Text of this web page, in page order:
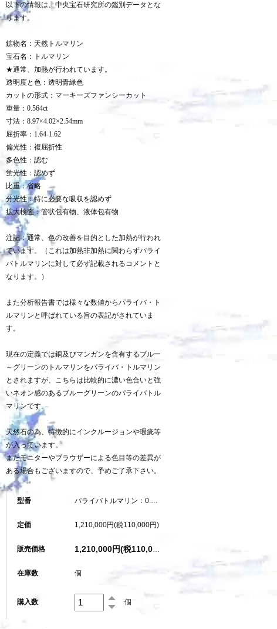
以下の情報は、中央宝石研究所の鑑別データとな
ります。
鉱物名：天然トルマリン
宝石名：トルマリン
★通常、加熱が行われています。
透明度と色：透明青緑色
カットの形式：マーキーズファンシーカット
重量：0.564ct
寸法：8.97×4.02×2.54mm
屈折率：1.64-1.62
偏光性：複屈折性
多色性：認む
蛍光性：認めず
比重：省略
分光性：特に必要な吸収を認めず
拡大検査：管状包有物、液体包有物
注記：通常、色の改善を目的とした加熱が行われ
ています。（これは加熱非加熱に関わらずパライ
バトルマリンに対して必ず記載されるコメントと
なります。）
また分析報告書では様々な数値からパライバ・ト
ルマリンと呼ばれている旨の表記がされていま
す。
現在の定義では銅及びマンガンを含有するブルー
～グリーンのトルマリンをパライバ・トルマリン
とされますが、こちらは比較的に濃い色合いと強
いネオン感のあるブルーグリーンのパライバトル
マリンです。
天然石の為、特徴的にインクルージョンや瑕疵等
が入っています。
またモニターやブラウザーによる色目等の差異が
ある場合もございますので、予めご了承下さい。
型番 パライバトルマリン：0.564ct（中央宝石研究所鑑別書付属）
定価 1,210,000円(税110,000円)
販売価格
在庫数 個
購入数 個